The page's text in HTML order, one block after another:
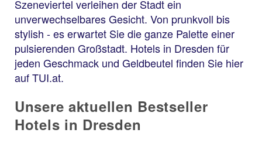
Szeneviertel verleihen der Stadt ein
unverwechselbares Gesicht. Von prunkvoll bis
stylish - es erwartet Sie die ganze Palette einer
pulsierenden Großstadt. Hotels in Dresden für
jeden Geschmack und Geldbeutel finden Sie hier
auf TUI.at.
Unsere aktuellen Bestseller
Hotels in Dresden